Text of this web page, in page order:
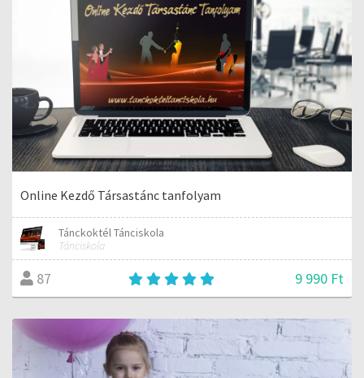
Online Kezdő Társastánc tanfolyam
Tánckoktél Tánciskola
Tánciskola
87 9 990 Ft